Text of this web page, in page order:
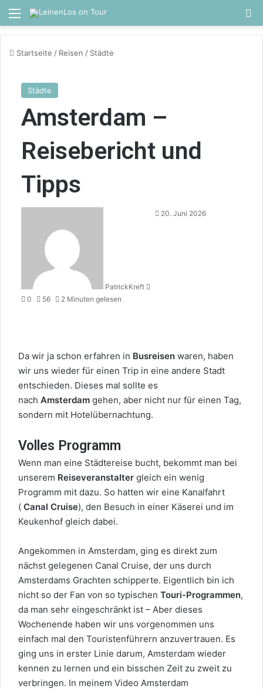
Menü
Startseite / Reisen / Städte
Städte
Amsterdam –
Reisebericht und
Tipps
PatrickKreft
Sende20. Juni 2026
0 56 2 Minuten gelesen
Da wir ja schon erfahren in Busreisen waren, haben
wir uns wieder für einen Trip in eine andere Stadt
entschieden. Dieses mal sollte es
nach Amsterdam gehen, aber nicht nur für einen Tag,
sondern mit Hotelübernachtung.
Volles Programm
Wenn man eine Städtereise bucht, bekommt man bei
unserem Reiseveranstalter gleich ein wenig
Programm mit dazu. So hatten wir eine Kanalfahrt
( Canal Cruise), den Besuch in einer Käserei und im
Keukenhof gleich dabei.
Angekommen in Amsterdam, ging es direkt zum
nächst gelegenen Canal Cruise, der uns durch
Amsterdams Grachten schipperte. Eigentlich bin ich
nicht so der Fan von so typischen Touri-Programmen,
da man sehr eingeschränkt ist – Aber dieses
Wochenende haben wir uns vorgenommen uns
einfach mal den Touristenführern anzuvertrauen. Es
ging uns in erster Linie darum, Amsterdam wieder
kennen zu lernen und ein bisschen Zeit zu zweit zu
verbringen. In meinem Video Amsterdam